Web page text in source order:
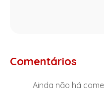
Comentários
Ainda não há